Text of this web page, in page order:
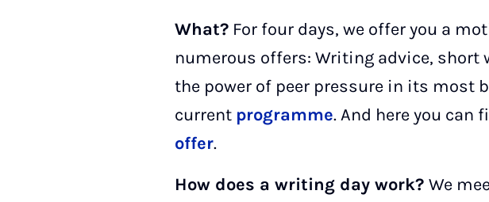
What? For four days, we offer you a
numerous offers: Writing advice, short
the power of peer pressure in its most
current programme. And here you can
offer.
How does a writing day work? We